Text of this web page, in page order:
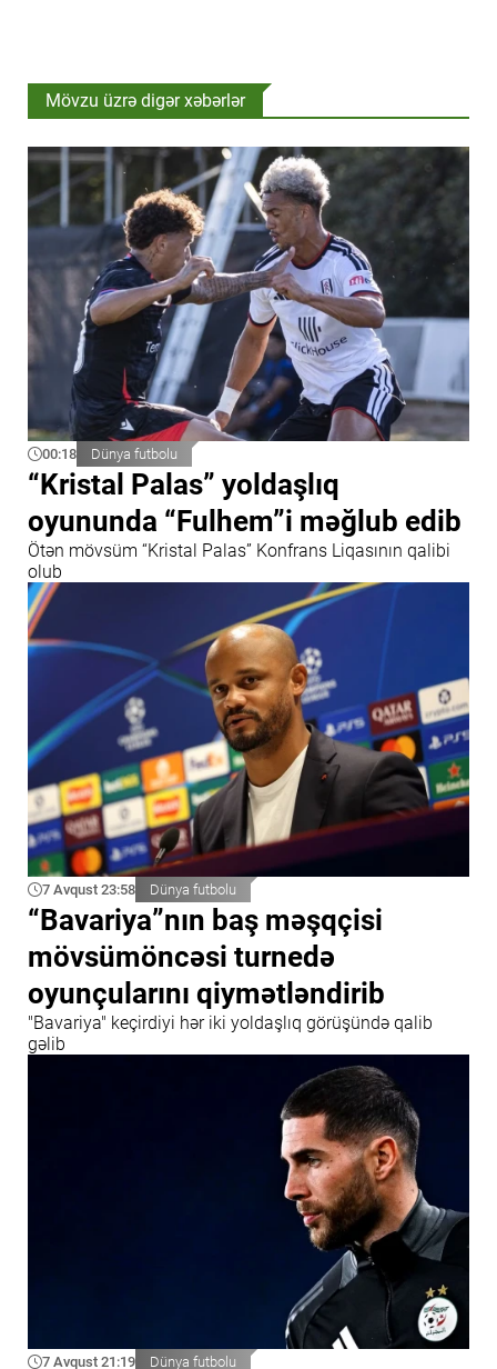
Mövzu üzrə digər xəbərlər
00:18 Dünya futbolu
“Kristal Palas” yoldaşlıq
oyununda “Fulhem”i məğlub edib
Ötən mövsüm “Kristal Palas” Konfrans Liqasının qalibi
olub
7 Avqust 23:58 Dünya futbolu
“Bavariya”nın baş məşqçisi
mövsümöncəsi turnedə
oyunçularını qiymətləndirib
"Bavariya" keçirdiyi hər iki yoldaşlıq görüşündə qalib
gəlib
7 Avqust 21:19 Dünya futbolu